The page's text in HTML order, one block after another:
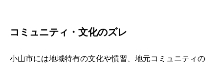
コミュニティ・文化のズレ
小山市には地域特有の文化や慣習、地元コミュニティの